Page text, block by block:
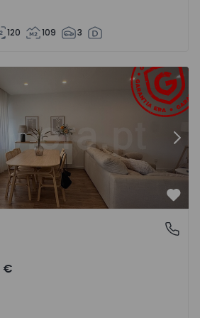
120 109 3
Vimeiro - 1575406 - 1
€